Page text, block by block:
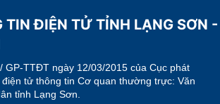
TIN ĐIỆN TỬ TỈNH LẠNG SƠN -
GP-TTĐT ngày 12/03/2015 của Cục phát
tử thông tin Cơ quan thường trực: Văn
tỉnh Lạng Sơn.